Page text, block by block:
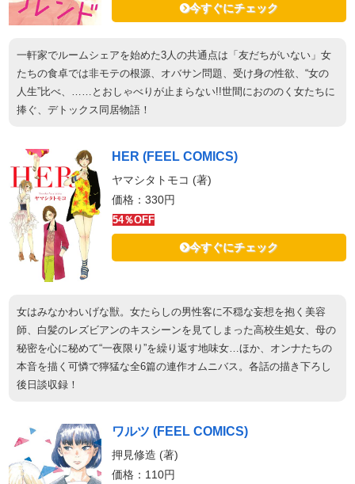
今すぐにチェック
一軒家でルームシェアを始めた3人の共通点は「友だちがいない」女
たちの食卓では非モテの根源、オバサン問題、受け身の性欲、“女の
人生”比べ、……とおしゃべりが止まらない!!世間におののく女たちに
捧ぐ、デトックス同居物語！
HER (FEEL COMICS)
ヤマシタトモコ (著)
価格：330円
54％OFF
今すぐにチェック
女はみなかわいげな獣。女たらしの男性客に不穏な妄想を抱く美容
師、白髪のレズビアンのキスシーンを見てしまった高校生処女、母の
秘密を心に秘めて“一夜限り”を繰り返す地味女…ほか、オンナたちの
本音を描く可憐で獰猛な全6篇の連作オムニバス。各話の描き下ろし
後日談収録！
ワルツ (FEEL COMICS)
押見修造 (著)
価格：110円